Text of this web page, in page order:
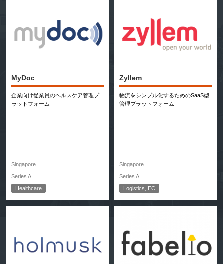
MyDoc
企業向け従業員のヘルスケア管理プ
ラットフォーム
Singapore
Series A
Healthcare
Zyllem
物流をシンプル化するためのSaaS型
管理プラットフォーム
Singapore
Series A
Logistics, EC